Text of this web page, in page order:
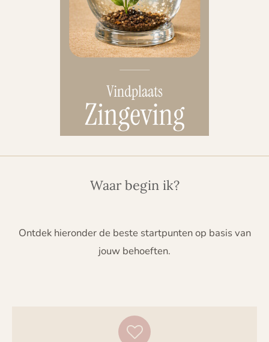
Waar begin ik?
Ontdek hieronder de beste startpunten op basis van
jouw behoeften.